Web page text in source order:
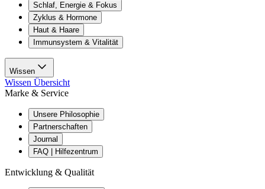
Schlaf, Energie & Fokus
Zyklus & Hormone
Haut & Haare
Immunsystem & Vitalität
Wissen
Wissen Übersicht
Marke & Service
Unsere Philosophie
Partnerschaften
Journal
FAQ | Hilfezentrum
Entwicklung & Qualität